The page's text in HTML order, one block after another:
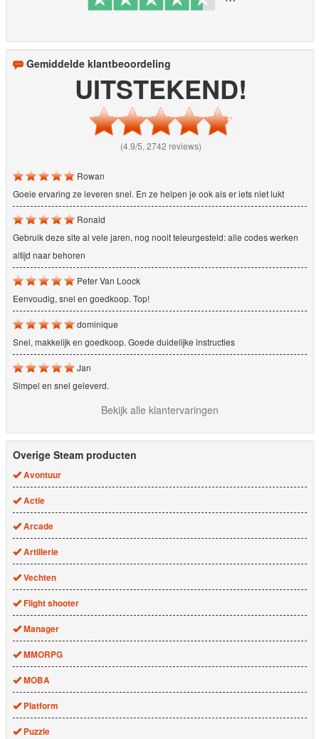
Gemiddelde klantbeoordeling
UITSTEKEND!
(4.9/5, 2742 reviews)
Rowan
Goeie ervaring ze leveren snel. En ze helpen je ook als er iets niet lukt
Ronald
Gebruik deze site al vele jaren, nog nooit teleurgesteld: alle codes werken
altijd naar behoren
Peter Van Loock
Eenvoudig, snel en goedkoop. Top!
dominique
Snel, makkelijk en goedkoop. Goede duidelijke instructies
Jan
Simpel en snel geleverd.
Bekijk alle klantervaringen
Overige Steam producten
Avontuur
Actie
Arcade
Artillerie
Vechten
Flight shooter
Manager
MMORPG
MOBA
Platform
Puzzle